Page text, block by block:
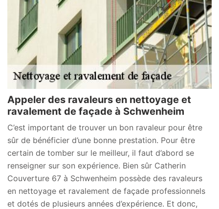
Appeler des ravaleurs en nettoyage et
ravalement de façade à Schwenheim
C’est important de trouver un bon ravaleur pour être
sûr de bénéficier d’une bonne prestation. Pour être
certain de tomber sur le meilleur, il faut d’abord se
renseigner sur son expérience. Bien sûr Catherin
Couverture 67 à Schwenheim possède des ravaleurs
en nettoyage et ravalement de façade professionnels
et dotés de plusieurs années d’expérience. Et donc,